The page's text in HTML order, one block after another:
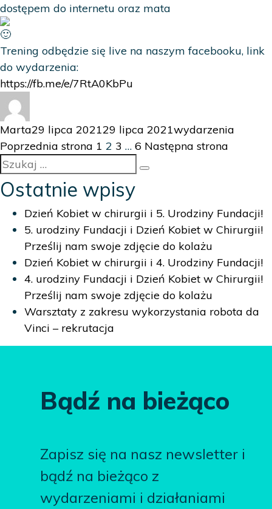
dostępem do internetu oraz mata
Trening odbędzie się live na naszym facebooku, link
do wydarzenia:
https://fb.me/e/7RtA0KbPu
Autor
MartaData
publikacji
29 lipca 202129 lipca 2021Kategorie
wydarzenia
Stronicowanie
wpisów
Poprzednia strona Strona
1 Strona
2 Strona
3 … Strona
6 Następna strona
Szukaj:
Ostatnie wpisy
Dzień Kobiet w chirurgii i 5. Urodziny Fundacji!
5. urodziny Fundacji i Dzień Kobiet w Chirurgii!
Prześlij nam swoje zdjęcie do kolażu
Dzień Kobiet w chirurgii i 4. Urodziny Fundacji!
4. urodziny Fundacji i Dzień Kobiet w Chirurgii!
Prześlij nam swoje zdjęcie do kolażu
Warsztaty z zakresu wykorzystania robota da
Vinci – rekrutacja
Bądź na bieżąco
Zapisz się na nasz newsletter i
bądź na bieżąco z
wydarzeniami i działaniami